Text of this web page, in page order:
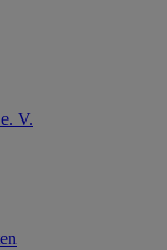
V.